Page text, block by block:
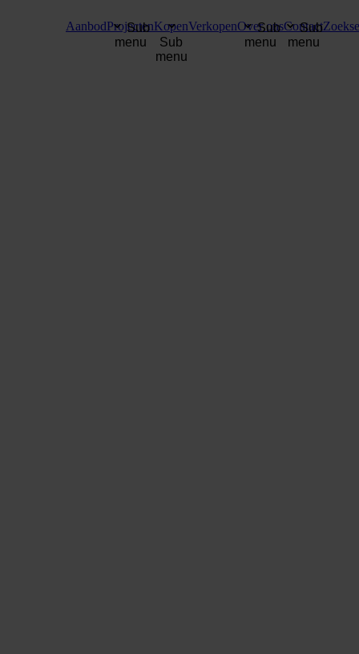
AanbodProjecten
Sub
menu
Kopen
Sub
menu
VerkopenOver ons
Sub
menu
Contact
Sub
menu